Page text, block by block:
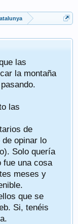
las
la montaña
las
de
opinar lo
Solo quería
fue una cosa
meses y
que se
Si, tenéis